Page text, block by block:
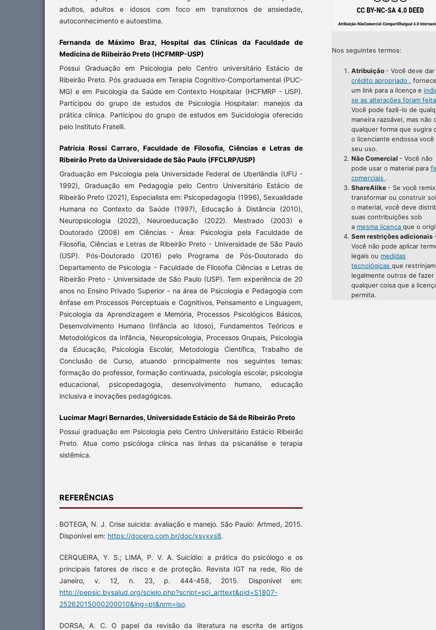
adultos, adultos e idosos com foco em transtornos de ansiedade,
autoconhecimento e autoestima.
Fernanda de Máximo Braz, Hospital das Clínicas da Faculdade de
Medicina de Riibeirão Preto (HCFMRP-USP)
Possui Graduação em Psicologia pelo Centro universitário Estácio de
Ribeirão Preto. Pós graduada em Terapia Cognitivo-Comportamental (PUC-
MG) e em Psicologia da Saúde em Contexto Hospitalar (HCFMRP - USP).
Participou do grupo de estudos de Psicologia Hospitalar: manejos da
prática clínica. Participou do grupo de estudos em Suicidologia oferecido
pelo Instituto Fratelli.
Patrícia Rossi Carraro, Faculdade de Filosofia, Ciências e Letras de
Ribeirão Preto da Universidade de São Paulo (FFCLRP/USP)
Graduação em Psicologia pela Universidade Federal de Uberlândia (UFU -
1992), Graduação em Pedagogia pelo Centro Universitário Estácio de
Ribeirão Preto (2021), Especialista em: Psicopedagogia (1996), Sexualidade
Humana no Contexto da Saúde (1997), Educação à Distância (2010),
Neuropsicologia (2022), Neuroeducação (2022). Mestrado (2003) e
Doutorado (2008) em Ciências - Área: Psicologia pela Faculdade de
Filosofia, Ciências e Letras de Ribeirão Preto - Universidade de São Paulo
(USP). Pós-Doutorado (2016) pelo Programa de Pós-Doutorado do
Departamento de Psicologia - Faculdade de Filosofia Ciências e Letras de
Ribeirão Preto - Universidade de São Paulo (USP). Tem experiência de 20
anos no Ensino Privado Superior - na área de Psicologia e Pedagogia com
ênfase em Processos Perceptuais e Cognitivos, Pensamento e Linguagem,
Psicologia da Aprendizagem e Memória, Processos Psicológicos Básicos,
Desenvolvimento Humano (Infância ao Idoso), Fundamentos Teóricos e
Metodológicos da Infância, Neuropsicologia, Processos Grupais, Psicologia
da Educação, Psicologia Escolar, Metodologia Científica, Trabalho de
Conclusão de Curso, atuando principalmente nos seguintes temas:
formação do professor, formação continuada, psicologia escolar, psicologia
educacional, psicopedagogia, desenvolvimento humano, educação
inclusiva e inovações pedagógicas.
Lucimar Magri Bernardes, Universidade Estácio de Sá de Ribeirão Preto
Possui graduação em Psicologia pelo Centro Universitário Estácio Ribeirão
Preto. Atua como psicóloga clínica nas linhas da psicanálise e terapia
sistêmica.
REFERÊNCIAS
BOTEGA, N. J. Crise suicida: avaliação e manejo. São Paulo: Artmed, 2015.
Disponível em: https://docero.com.br/doc/xsvxxs8.
CERQUEIRA, Y. S.; LIMA, P. V. A. Suicídio: a prática do psicólogo e os
principais fatores de risco e de proteção. Revista IGT na rede, Rio de
Janeiro, v. 12, n. 23, p. 444-458, 2015. Disponível em:
http://pepsic.bvsalud.org/scielo.php?script=sci_arttext&pid=S1807-
25262015000200010&lng=pt&nrm=iso.
DORSA, A. C. O papel da revisão da literatura na escrita de artigos
Nos seguintes termos:
Atribuição - Você deve dar
crédito apropriado ,
um link para a licença e
se as alterações foram
Você pode fazê-lo de
maneira razoável, mas não
qualquer forma que sugira
o licenciante endossa você
seu uso.
Não Comercial - Você não
pode usar o material para
comerciais .
ShareAlike - Se você
transformar ou construir
o material, você deve
suas contribuições sob
a mesma licença que o
Sem restrições adicionais -
Você não pode aplicar
legais ou medidas
tecnológicas que restrinjam
legalmente outros de fazer
qualquer coisa que a
permita.